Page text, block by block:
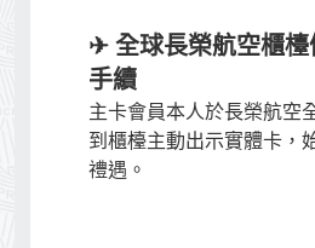
✈ 全球長榮航空櫃檯
手續
主卡會員本人於長榮航空
到櫃檯主動出示實體卡，
禮遇。